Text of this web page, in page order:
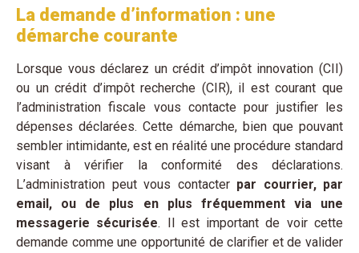
La demande d’information : une
démarche courante
Lorsque vous déclarez un crédit d’impôt innovation (CII)
ou un crédit d’impôt recherche (CIR), il est courant que
l’administration fiscale vous contacte pour justifier les
dépenses déclarées. Cette démarche, bien que pouvant
sembler intimidante, est en réalité une procédure standard
visant à vérifier la conformité des déclarations.
L’administration peut vous contacterpar courrier, par
email, ou de plus en plus fréquemment via une
messagerie sécurisée. Il est important de voir cette
demande comme une opportunité de clarifier et de valider